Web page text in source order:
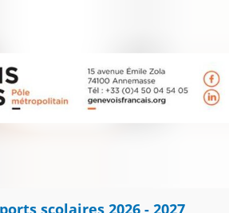
scolaires 2026 - 2027